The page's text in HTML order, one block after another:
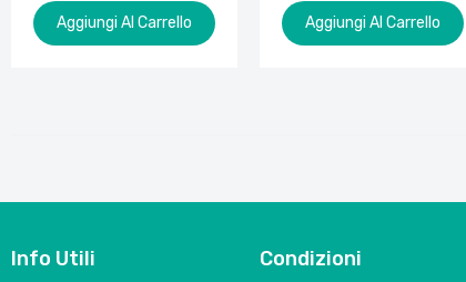
Aggiungi Al Carrello
Aggiungi Al Carrello
Info Utili Condizioni